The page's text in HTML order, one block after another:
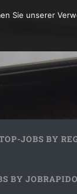
JOBS BY
BY JOBRAPIDO
Sie unserer